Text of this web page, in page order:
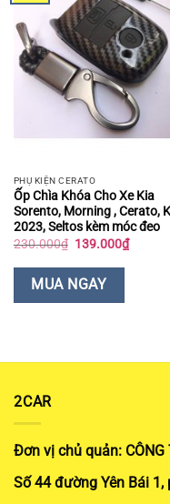
PHỤ KIỆN CERATO
Ốp Chìa Khóa Cho Xe Kia
Sorento, Morning , Cerato,
2023, Seltos kèm móc đeo
230.000₫ Giá
là:
230.000₫.
139.000₫Giá
hiện
MUA NGAY
2CAR
Đơn vị chủ quản: CÔNG
Số 44 đường Yên Bái 1,